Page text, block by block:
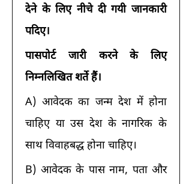
देने के लिए नीचे दी गयी जानकारी
पदिए।
पासपोर्ट जारी करने के लिए
निम्नलिखित शर्ते हैं।
A) आवेदक का जन्म देश में होना
चाहिए या उस देश के नागरिक के
साथ विवाहबद्ध होना चाहिए।
B) आवेदक के पास नाम, पता और